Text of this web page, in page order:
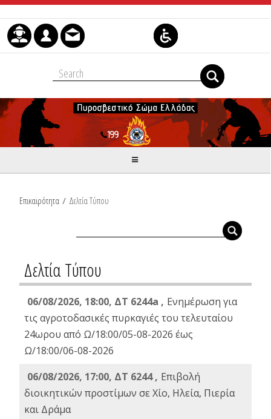
Μετάβαση στο περιεχόμενο
Επικαιρότητα / Δελτία Τύπου
Δελτία Τύπου
06/08/2026, 18:00, ΔΤ 6244a , Ενημέρωση για
τις αγροτοδασικές πυρκαγιές του τελευταίου
24ωρου από Ω/18:00/05-08-2026 έως
Ω/18:00/06-08-2026
06/08/2026, 17:00, ΔΤ 6244 , Επιβολή
διοικητικών προστίμων σε Χίο, Ηλεία, Πιερία
και Δράμα